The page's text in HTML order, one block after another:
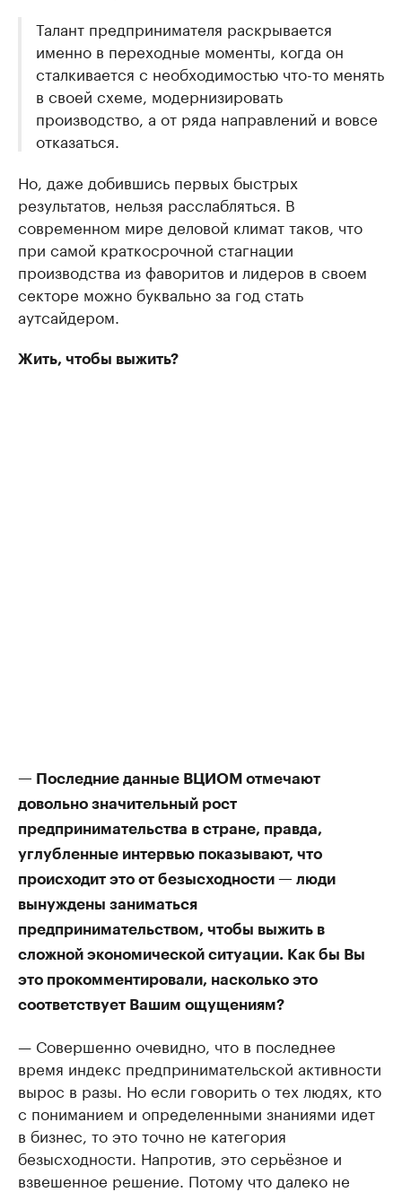
Талант предпринимателя раскрывается
именно в переходные моменты, когда он
сталкивается с необходимостью что-то менять
в своей схеме, модернизировать
производство, а от ряда направлений и вовсе
отказаться.
Но, даже добившись первых быстрых
результатов, нельзя расслабляться. В
современном мире деловой климат таков, что
при самой краткосрочной стагнации
производства из фаворитов и лидеров в своем
секторе можно буквально за год стать
аутсайдером.
Жить, чтобы выжить?
— Последние данные ВЦИОМ отмечают
довольно значительный рост
предпринимательства в стране, правда,
углубленные интервью показывают, что
происходит это от безысходности — люди
вынуждены заниматься
предпринимательством, чтобы выжить в
сложной экономической ситуации. Как бы Вы
это прокомментировали, насколько это
соответствует Вашим ощущениям?
— Совершенно очевидно, что в последнее
время индекс предпринимательской активности
вырос в разы. Но если говорить о тех людях, кто
с пониманием и определенными знаниями идет
в бизнес, то это точно не категория
безысходности. Напротив, это серьёзное и
взвешенное решение. Потому что далеко не